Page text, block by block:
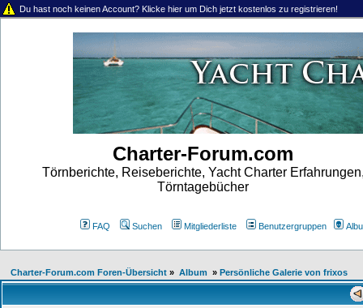
Du hast noch keinen Account? Klicke hier um Dich jetzt kostenlos zu registrieren!
Charter-Forum.com
Törnberichte, Reiseberichte, Yacht Charter
Törntagebücher
FAQ Suchen Mitgliederliste Benutzergruppen
Charter-Forum.com Foren-Übersicht » Album » Persönliche Galerie von frixos